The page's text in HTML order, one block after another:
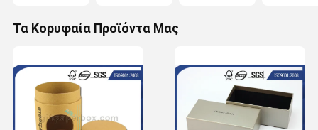
Τα Κορυφαία Προϊόντα Μας